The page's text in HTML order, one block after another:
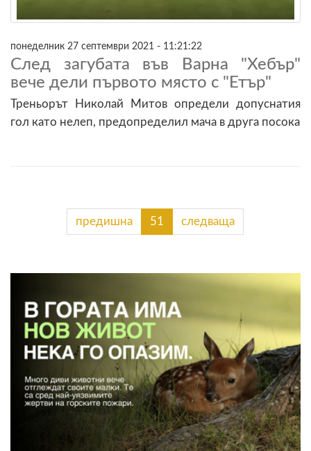
понеделник 27 септември 2021 - 11:21:22
След загубата във Варна "Хебър"
вече дели първото място с "Етър"
Треньорът Николай Митов определи допуснатия
гол като нелеп, предопределил мача в друга посока
предишна 51 следваща